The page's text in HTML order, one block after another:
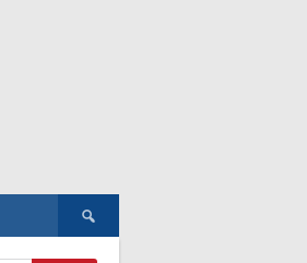
Rechercher :